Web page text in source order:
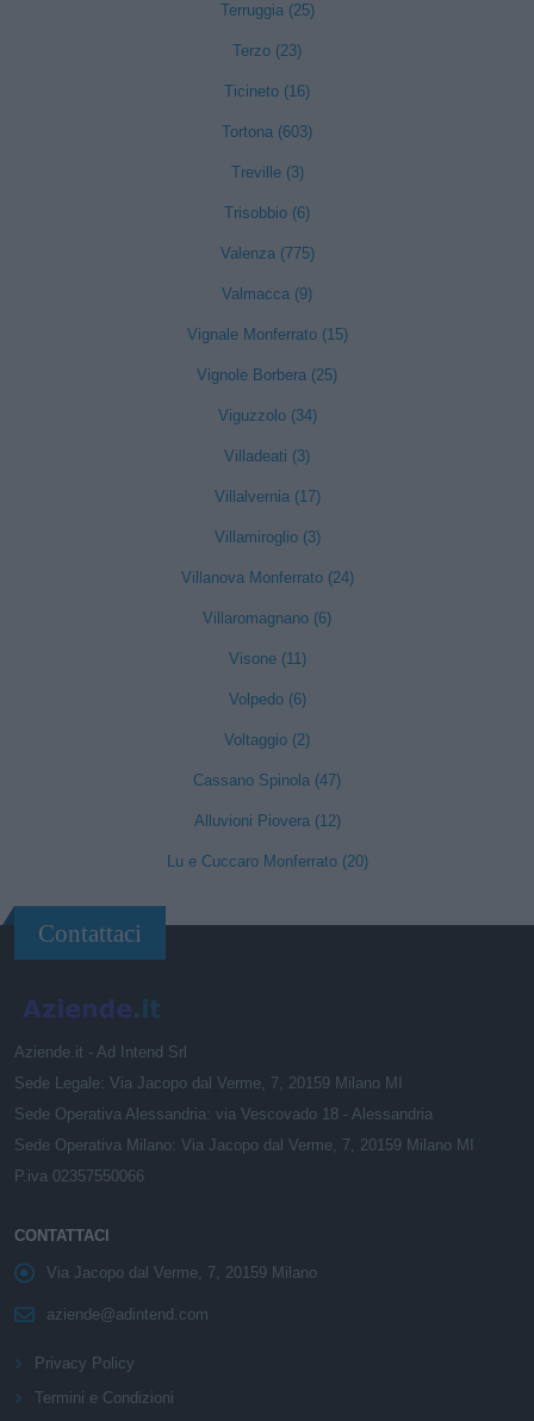
Terruggia (25)
Terzo (23)
Ticineto (16)
Tortona (603)
Treville (3)
Trisobbio (6)
Valenza (775)
Valmacca (9)
Vignale Monferrato (15)
Vignole Borbera (25)
Viguzzolo (34)
Villadeati (3)
Villalvernia (17)
Villamiroglio (3)
Villanova Monferrato (24)
Villaromagnano (6)
Visone (11)
Volpedo (6)
Voltaggio (2)
Cassano Spinola (47)
Alluvioni Piovera (12)
Lu e Cuccaro Monferrato (20)
Contattaci
Aziende.it - Ad Intend Srl
Sede Legale: Via Jacopo dal Verme, 7, 20159 Milano MI
Sede Operativa Alessandria: via Vescovado 18 - Alessandria
Sede Operativa Milano: Via Jacopo dal Verme, 7, 20159 Milano MI
P.iva 02357550066
CONTATTACI
Via Jacopo dal Verme, 7, 20159 Milano
aziende@adintend.com
Privacy Policy
Termini e Condizioni